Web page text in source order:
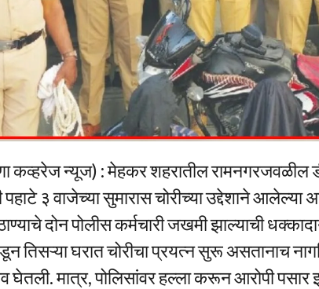
कव्हरेज न्यूज) : मेहकर शहरातील रामनगरजवळील
पहाटे ३ वाजेच्या सुमारास चोरीच्या उद्देशाने आलेल्या
दोन पोलीस कर्मचारी जखमी झाल्याची
तिसऱ्या घरात चोरीचा प्रयत्न सुरू असतानाच
घेतली. मात्र, पोलिसांवर हल्ला करून आरोपी पसार